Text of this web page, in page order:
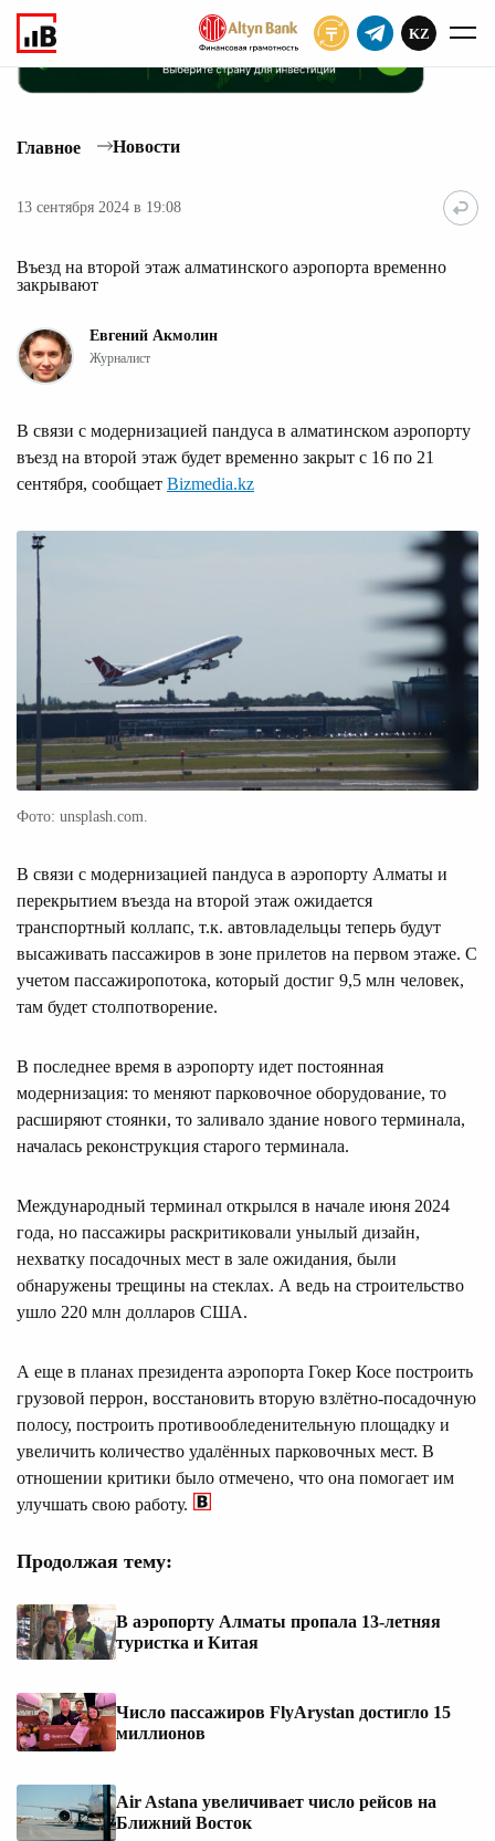
KZ
Главное Новости
13 сентября 2024 в 19:08
Въезд на второй этаж алматинского аэропорта временно
закрывают
Евгений Акмолин
Журналист
В связи с модернизацией пандуса в алматинском аэропорту
въезд на второй этаж будет временно закрыт с 16 по 21
сентября, сообщает Bizmedia.kz
Фото: unsplash.com.
В связи с модернизацией пандуса в аэропорту Алматы и
перекрытием въезда на второй этаж ожидается
транспортный коллапс, т.к. автовладельцы теперь будут
высаживать пассажиров в зоне прилетов на первом этаже. С
учетом пассажиропотока, который достиг 9,5 млн человек,
там будет столпотворение.
В последнее время в аэропорту идет постоянная
модернизация: то меняют парковочное оборудование, то
расширяют стоянки, то заливало здание нового терминала,
началась реконструкция старого терминала.
Международный терминал открылся в начале июня 2024
года, но пассажиры раскритиковали унылый дизайн,
нехватку посадочных мест в зале ожидания, были
обнаружены трещины на стеклах. А ведь на строительство
ушло 220 млн долларов США.
А еще в планах президента аэропорта Гокер Косе построить
грузовой перрон, восстановить вторую взлётно-посадочную
полосу, построить противообледенительную площадку и
увеличить количество удалённых парковочных мест. В
отношении критики было отмечено, что она помогает им
улучшать свою работу.
Продолжая тему:
В аэропорту Алматы пропала 13-летняя
туристка и Китая
Число пассажиров FlyArystan достигло 15
миллионов
Air Astana увеличивает число рейсов на
Ближний Восток